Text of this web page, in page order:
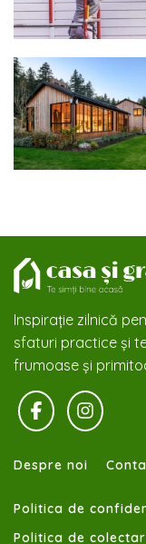
Inspirație zilnică
sfaturi practice și
frumoase și
Despre noi
Politica de
Politica de